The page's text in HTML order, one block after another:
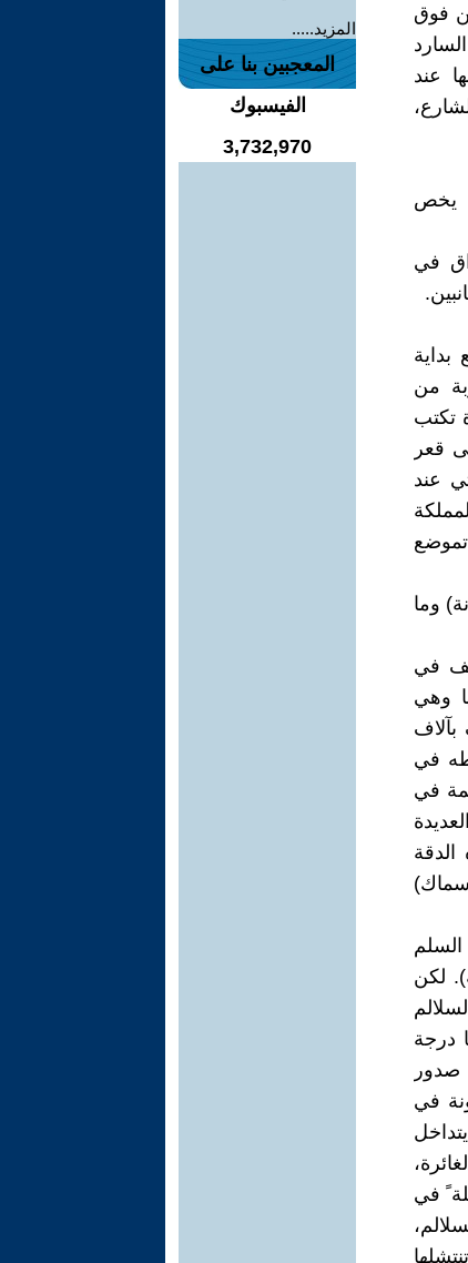
فوق
عند
يخص
في
من
تكتب
قعر
عند
وما
في
وهي
في
في
لكن
درجة
صدور
في
في
المزيد.....
المعجبين بنا على
الفيسبوك
3,732,970